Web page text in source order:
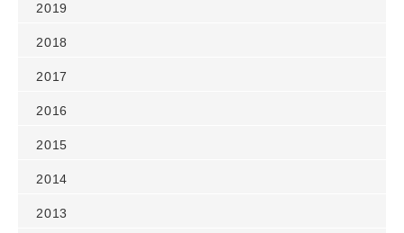
2019
2018
2017
2016
2015
2014
2013